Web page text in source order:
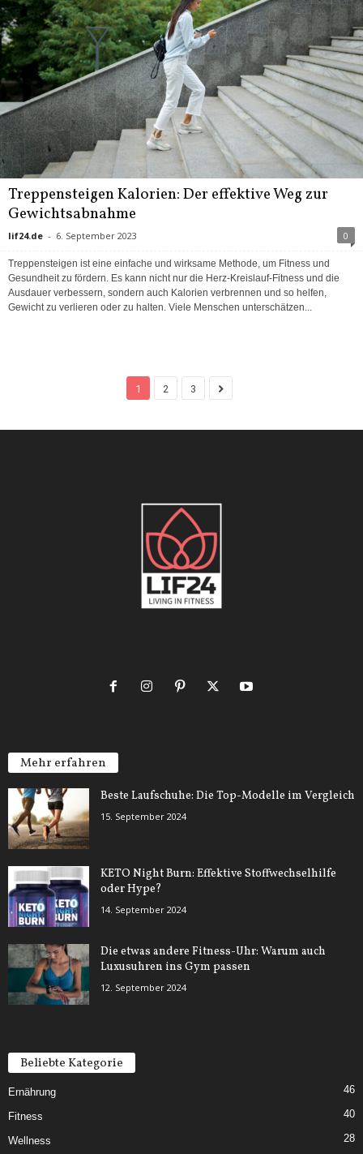
Treppensteigen Kalorien: Der effektive Weg zur
Gewichtsabnahme
lif24.de - 6. September 2023 0
Treppensteigen ist eine einfache und wirksame Methode, um Fitness und
Gesundheit zu fördern. Es kann nicht nur die Herz-Kreislauf-Fitness und die
Ausdauer verbessern, sondern auch Kalorien verbrennen und so helfen,
Gewicht zu verlieren oder zu halten. Viele Menschen unterschätzen...
1 2 3
Mehr erfahren
Beste Laufschuhe: Die Top-Modelle im Vergleich
15. September 2024
KETO Night Burn: Effektive Stoffwechselhilfe
oder Hype?
14. September 2024
Die etwas andere Fitness-Uhr: Warum auch
Luxusuhren ins Gym passen
12. September 2024
Beliebte Kategorie
Ernährung 46
Fitness 40
Wellness 28